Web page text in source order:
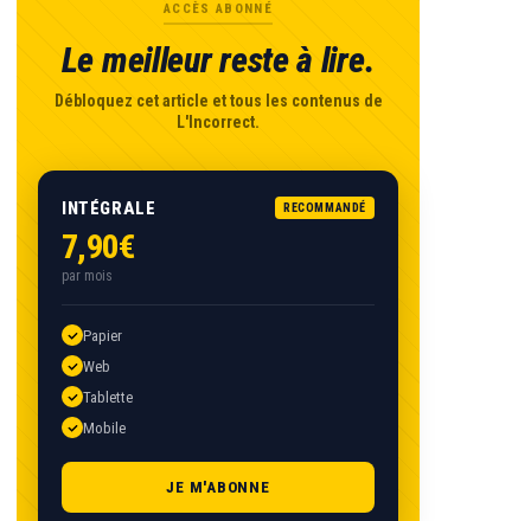
ACCÈS ABONNÉ
Le meilleur reste à lire.
Débloquez cet article et tous les contenus de
L'Incorrect.
INTÉGRALE RECOMMANDÉ
7,90€
par mois
Papier
Web
Tablette
Mobile
JE M'ABONNE